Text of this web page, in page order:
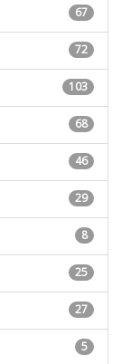
67
72
103
68
46
29
8
25
27
5